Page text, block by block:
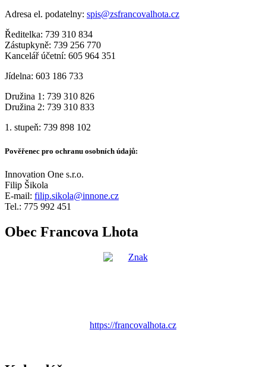
Adresa el. podatelny: spis@zsfrancovalhota.cz
Ředitelka: 739 310 834
Zástupkyně: 739 256 770
Kancelář účetní: 605 964 351
Jídelna: 603 186 733
Družina 1: 739 310 826
Družina 2: 739 310 833
1. stupeň: 739 898 102
Pověřenec pro ochranu osobních údajů:
Innovation One s.r.o.
Filip Šikola
E-mail: filip.sikola@innone.cz
Tel.: 775 992 451
Obec Francova Lhota
https://francovalhota.cz